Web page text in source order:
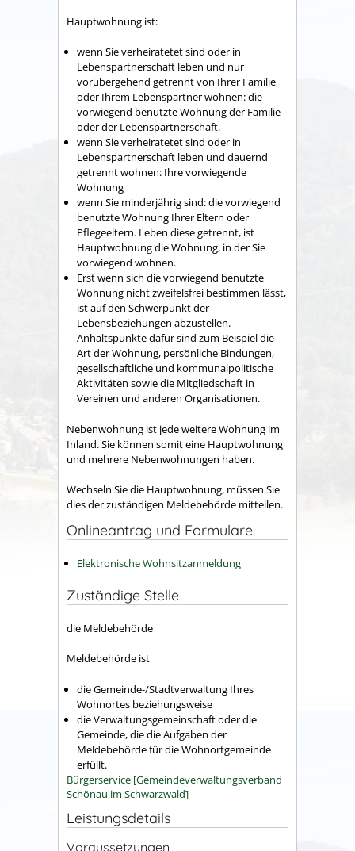
Hauptwohnung ist:
wenn Sie verheiratetet sind oder in
Lebenspartnerschaft leben und nur
vorübergehend getrennt von Ihrer Familie
oder Ihrem Lebenspartner wohnen: die
vorwiegend benutzte Wohnung der Familie
oder der Lebenspartnerschaft.
wenn Sie verheiratetet sind oder in
Lebenspartnerschaft leben und dauernd
getrennt wohnen: Ihre vorwiegende
Wohnung
wenn Sie minderjährig sind: die vorwiegend
benutzte Wohnung Ihrer Eltern oder
Pflegeeltern. Leben diese getrennt, ist
Hauptwohnung die Wohnung, in der Sie
vorwiegend wohnen.
Erst wenn sich die vorwiegend benutzte
Wohnung nicht zweifelsfrei bestimmen lässt,
ist auf den Schwerpunkt der
Lebensbeziehungen abzustellen.
Anhaltspunkte dafür sind zum Beispiel die
Art der Wohnung, persönliche Bindungen,
gesellschaftliche und kommunalpolitische
Aktivitäten sowie die Mitgliedschaft in
Vereinen und anderen Organisationen.
Nebenwohnung ist jede weitere Wohnung im
Inland. Sie können somit eine Hauptwohnung
und mehrere Nebenwohnungen haben.
Wechseln Sie die Hauptwohnung, müssen Sie
dies der zuständigen Meldebehörde mitteilen.
Onlineantrag und Formulare
Elektronische Wohnsitzanmeldung
Zuständige Stelle
die Meldebehörde
Meldebehörde ist
die Gemeinde-/Stadtverwaltung Ihres
Wohnortes beziehungsweise
die Verwaltungsgemeinschaft oder die
Gemeinde, die die Aufgaben der
Meldebehörde für die Wohnortgemeinde
erfüllt.
Bürgerservice [Gemeindeverwaltungsverband
Schönau im Schwarzwald]
Leistungsdetails
Voraussetzungen